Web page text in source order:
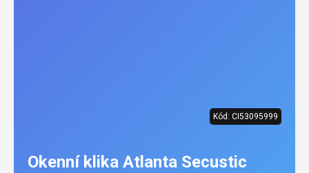
Kód: CI53095999
Okenní klika Atlanta Secustic